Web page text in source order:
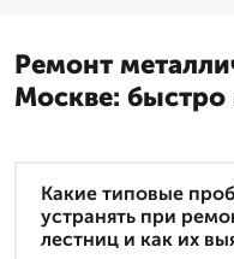
Ремонт
Москве:
Какие типовые
устранять при
лестниц и как их